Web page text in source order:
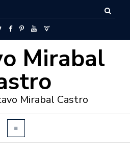
Mirabal
Mirabal Castro